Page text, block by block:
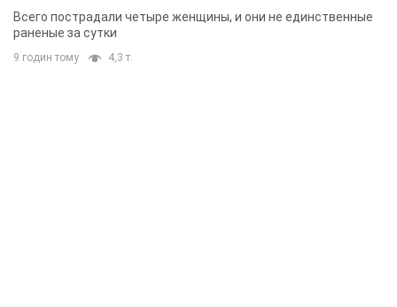
Всего пострадали четыре женщины, и они не единственные
раненые за сутки
9 годин тому 4,3 т.